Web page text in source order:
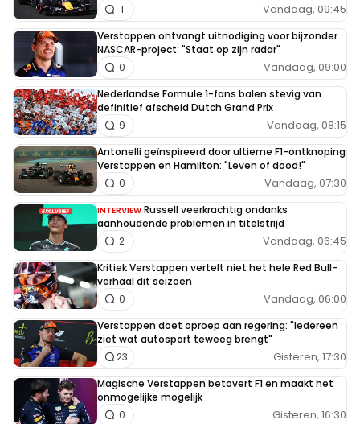
Vandaag, 09:45
1
Verstappen ontvangt uitnodiging voor bijzonder
NASCAR-project: "Staat op zijn radar"
Vandaag, 09:00
0
Nederlandse Formule 1-fans balen stevig van
definitief afscheid Dutch Grand Prix
Vandaag, 08:15
9
Antonelli geïnspireerd door ultieme F1-ontknoping
Verstappen en Hamilton: "Leven of dood!"
Vandaag, 07:30
0
INTERVIEW Russell veerkrachtig ondanks
aanhoudende problemen in titelstrijd
Vandaag, 06:45
2
Kritiek Verstappen vertelt niet het hele Red Bull-
verhaal dit seizoen
Vandaag, 06:00
0
Verstappen doet oproep aan regering: "Iedereen
ziet wat autosport teweeg brengt"
Gisteren, 17:30
23
Magische Verstappen betovert F1 en maakt het
onmogelijke mogelijk
Gisteren, 16:30
0